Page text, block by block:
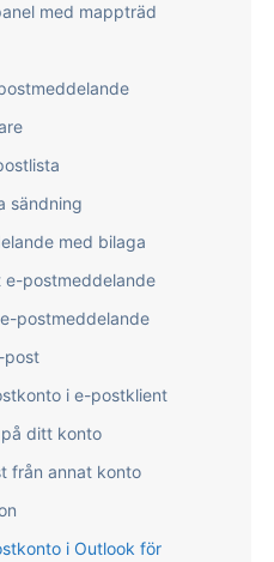
med mappträd
sändning
med bilaga
e-postmeddelande
postmeddelande
post
i e-postklient
ditt konto
från annat konto
i Outlook för